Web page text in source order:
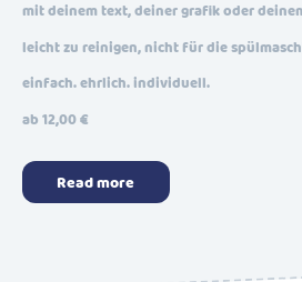
mit deinem text, deiner grafik oder
leicht zu reinigen, nicht für die
einfach. ehrlich. individuell.
ab 12,00 €
Read more